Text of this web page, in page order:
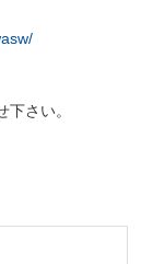
下さい。